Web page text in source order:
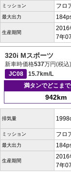
ミッション フロ
最大出力
生産期間
2016
7年
320i Mスポーツ
新車時価格537万円(税込)
JC08
15.7km/L
満タンでどこま
942km
排気量
ミッション フロ
最大出力
生産期間
2016
7年